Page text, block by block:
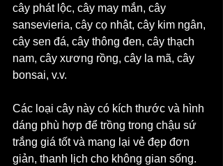
cây phát lộc, cây may mắn, cây
sansevieria, cây cọ nhật, cây kim ngân,
cây sen đá, cây thông đen, cây thạch
nam, cây xương rồng, cây la mã, cây
bonsai, v.v.
Các loại cây này có kích thước và hình
dáng phù hợp để trồng trong chậu sứ
trắng giá tốt và mang lại vẻ đẹp đơn
giản, thanh lịch cho không gian sống.